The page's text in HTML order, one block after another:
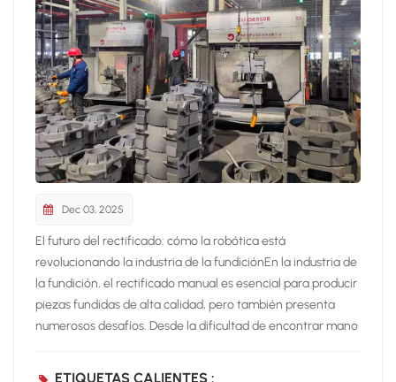
Dec 03, 2025
El futuro del rectificado: cómo la robótica está
revolucionando la industria de la fundiciónEn la industria de
la fundición, el rectificado manual es esencial para producir
piezas fundidas de alta calidad, pero también presenta
numerosos desafíos. Desde la dificultad de encontrar mano
ETIQUETAS CALIENTES :